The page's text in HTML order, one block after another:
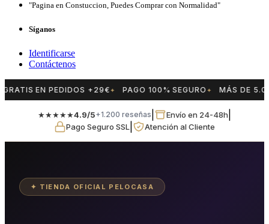
"Pagina en Constuccion, Puedes Comprar con Normalidad"
Síganos
Identificarse
Contáctenos
EN PEDIDOS +29€ PAGO 100% SEGURO MÁS DE
★★★★★4.9/5+1.200 reseñas Envío en 24-48h
Pago Seguro SSL Atención al Cliente
✦ TIENDA OFICIAL PELOCASA